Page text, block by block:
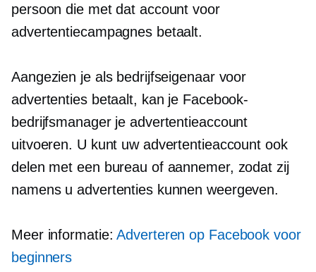
persoon die met dat account voor
advertentiecampagnes betaalt.
Aangezien je als bedrijfseigenaar voor
advertenties betaalt, kan je Facebook-
bedrijfsmanager je advertentieaccount
uitvoeren. U kunt uw advertentieaccount ook
delen met een bureau of aannemer, zodat zij
namens u advertenties kunnen weergeven.
Meer informatie:Adverteren op Facebook voor
beginners